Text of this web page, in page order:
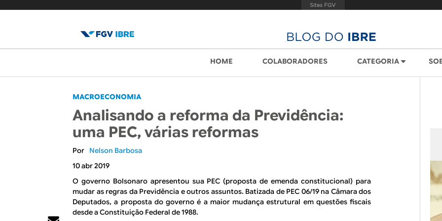
l
o
g
d
o
I
B
u
p
r
i
n
c
i
p
HOME COLABORADORES CATEGORIA
MACROECONOMIA
Analisando a reforma da Previdência:
uma PEC, várias reformas
Nelson Barbosa
10 abr 2019
O governo Bolsonaro apresentou sua PEC (proposta de emenda constitucional) para
mudar as regras da Previdência e outros assuntos. Batizada de PEC 06/19 na Câmara dos
Deputados, a proposta do governo é a maior mudança estrutural em questões fiscais
desde a Constituição Federal de 1988.